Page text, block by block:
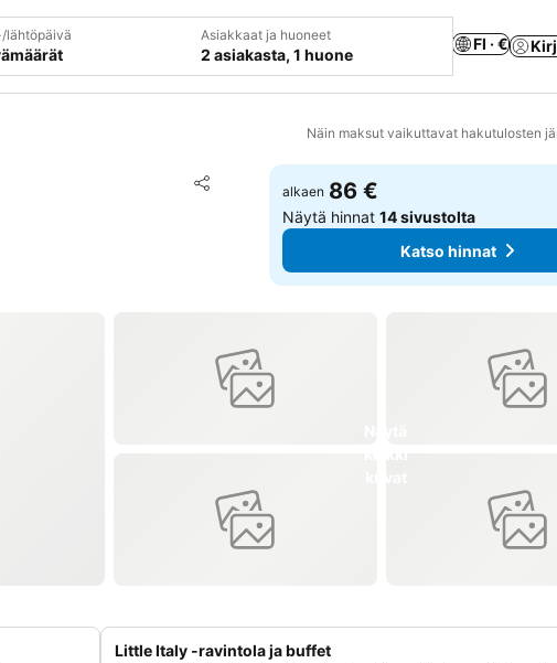
lähtöpäivä Asiakkaat ja huoneet
2 asiakasta, 1 huone
FI · €
Näin maksut vaikuttavat hakutulosten
Jaa
Lisää suosikkeihin
alkaen 86 €
Näytä hinnat14 sivustolta
Katso hinnat
Little Italy -ravintola ja buffet